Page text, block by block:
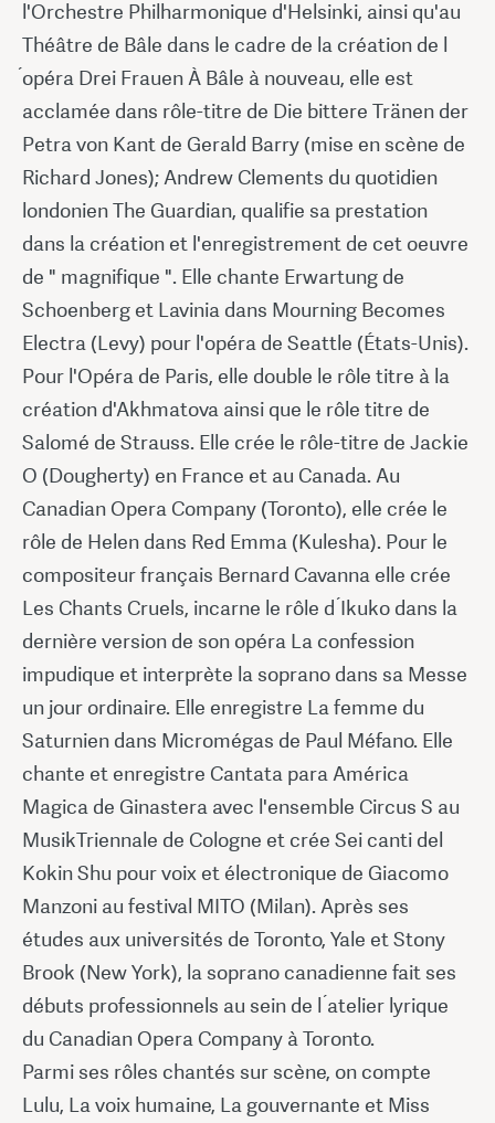
l'Orchestre Philharmonique d'Helsinki, ainsi qu'au
Théâtre de Bâle dans le cadre de la création de l
́opéra Drei Frauen À Bâle à nouveau, elle est
acclamée dans rôle-titre de Die bittere Tränen der
Petra von Kant de Gerald Barry (mise en scène de
Richard Jones); Andrew Clements du quotidien
londonien The Guardian, qualifie sa prestation
dans la création et l'enregistrement de cet oeuvre
de " magnifique ". Elle chante Erwartung de
Schoenberg et Lavinia dans Mourning Becomes
Electra (Levy) pour l'opéra de Seattle (États-Unis).
Pour l'Opéra de Paris, elle double le rôle titre à la
création d'Akhmatova ainsi que le rôle titre de
Salomé de Strauss. Elle crée le rôle-titre de Jackie
O (Dougherty) en France et au Canada. Au
Canadian Opera Company (Toronto), elle crée le
rôle de Helen dans Red Emma (Kulesha). Pour le
compositeur français Bernard Cavanna elle crée
Les Chants Cruels, incarne le rôle d ́Ikuko dans la
dernière version de son opéra La confession
impudique et interprète la soprano dans sa Messe
un jour ordinaire. Elle enregistre La femme du
Saturnien dans Micromégas de Paul Méfano. Elle
chante et enregistre Cantata para América
Magica de Ginastera avec l'ensemble Circus S au
MusikTriennale de Cologne et crée Sei canti del
Kokin Shu pour voix et électronique de Giacomo
Manzoni au festival MITO (Milan). Après ses
études aux universités de Toronto, Yale et Stony
Brook (New York), la soprano canadienne fait ses
débuts professionnels au sein de l ́atelier lyrique
du Canadian Opera Company à Toronto.
Parmi ses rôles chantés sur scène, on compte
Lulu, La voix humaine, La gouvernante et Miss